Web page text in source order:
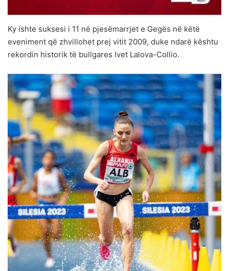
Ky ishte suksesi i 11 në pjesëmarrjet e Gegës në këtë
eveniment që zhvillohet prej vitit 2009, duke ndarë kështu
rekordin historik të bullgares Ivet Lalova-Collio.